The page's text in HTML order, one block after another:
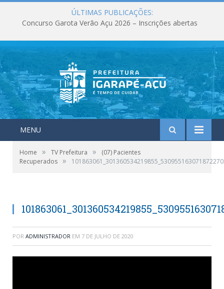
ÚLTIMAS PUBLICAÇÕES:
Concurso Garota Verão Açu 2026 – Inscrições abertas
MENU
Home » TV Prefeitura »
(07) Pacientes
Recuperados »
POR ADMINISTRADOR EM 7 DE JULHO DE 2020